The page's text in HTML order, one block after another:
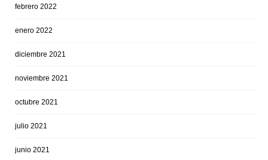
febrero 2022
enero 2022
diciembre 2021
noviembre 2021
octubre 2021
julio 2021
junio 2021